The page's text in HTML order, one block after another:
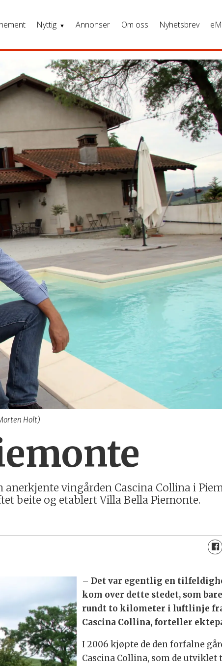
Nyttig Annonser Om oss Nyhetsbrev
Holt)
vingården Cascina Collina i
beite og etablert Villa Bella Piemonte.
– Det var egentlig en
kom over dette stedet, som
rundt to kilometer i luftlinje
Cascina Collina, forteller
I 2006 kjøpte de den forfalne
Cascina Collina, som de utviklet